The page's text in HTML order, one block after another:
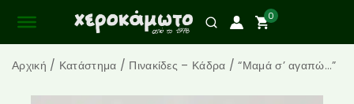
0
Αρχική / Κατάστημα / Πινακίδες – Κάδρα / “Μαμά σ’ αγαπώ…”